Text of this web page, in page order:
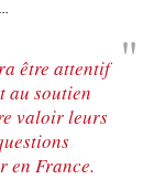
être attentif
au soutien
valoir leurs
en France.